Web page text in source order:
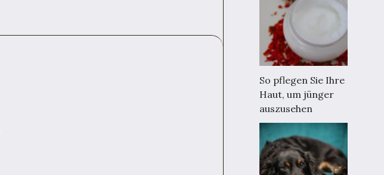
So pflegen Sie Ihre
Haut, um jünger
auszusehen